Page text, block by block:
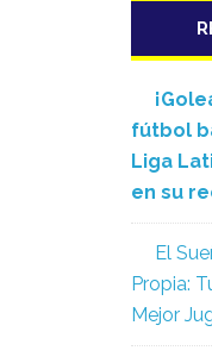
fútbol
Liga
en su
El
Propia:
Mejor